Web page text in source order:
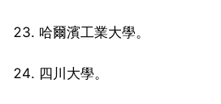
23. 哈爾濱工業大學。
24. 四川大學。